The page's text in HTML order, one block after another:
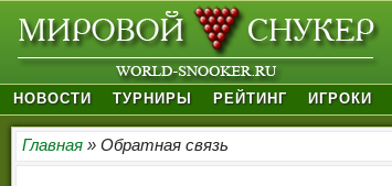
НОВОСТИ ТУРНИРЫ РЕЙТИНГ ИГРОКИ
Главная » Обратная связь